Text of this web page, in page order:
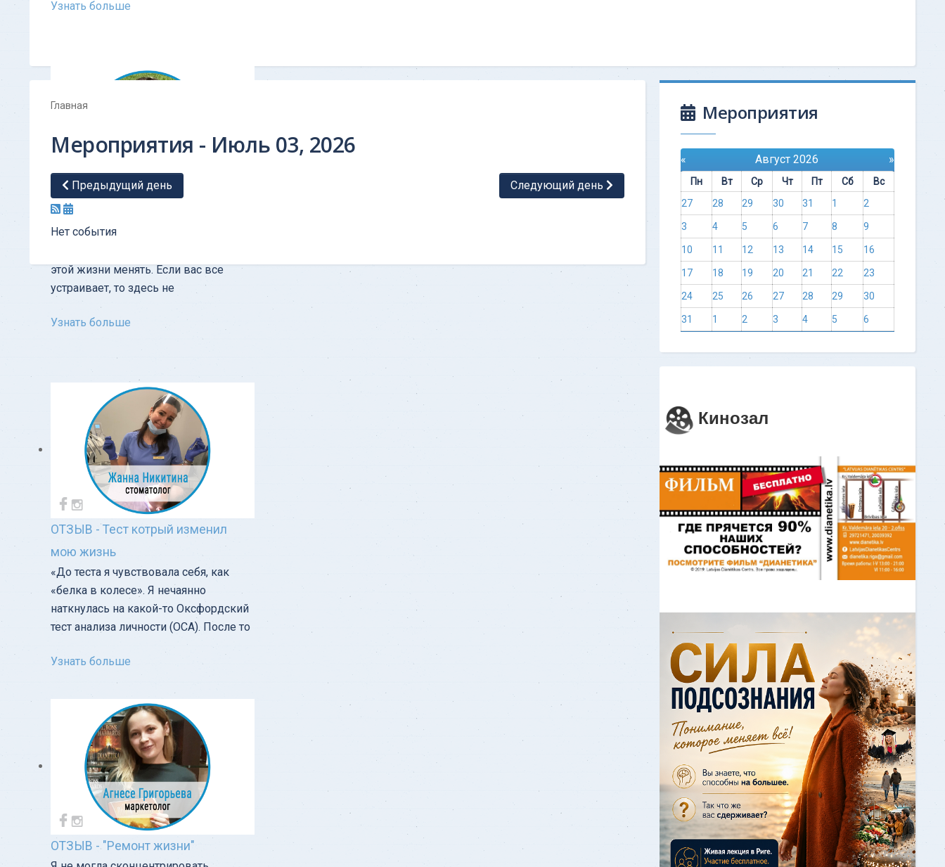
Узнать больше
ОТЗЫВ - Тест личности
Советую всем пойти и попробовать.
этой жизни менять. Если вас все
устраивает, то здесь не
Узнать больше
ОТЗЫВ - Тест котрый изменил
мою жизнь
«‎До теста я чувствовала себя, как
«белка в колесе». Я нечаянно
наткнулась на какой-то Оксфордский
тест анализа личности (OCA). После то
Узнать больше
ОТЗЫВ - "Ремонт жизни"
Главная
Мероприятия - Июль 03, 2026
Предыдущий день Следующий день
Нет события
Мероприятия
« Август 2026 »
Пн Вт Ср Чт Пт Сб
Вс
27
28 29 30 31 1 2
3 4 5 6 7 8 9
10 11 12 13 14 15 16
17 18 19 20 21 22 23
24 25 26 27 28 29 30
31 1 2 3 4 5 6
Кинозал